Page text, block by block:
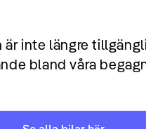
är inte längre
bland våra